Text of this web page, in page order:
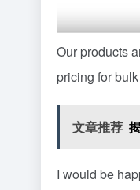
Our products
pricing for
文章推荐
I would be